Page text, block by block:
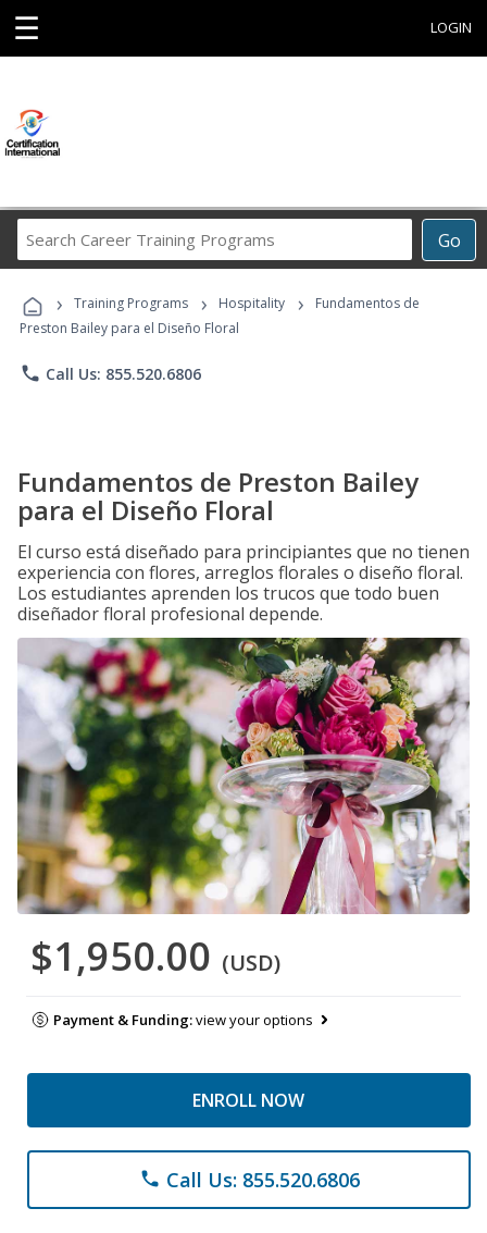
☰ LOGIN
Go
Career
Programs
› Training Programs › Hospitality ›
Fundamentos de
Preston Bailey para el Diseño Floral
phone Call Us: 855.520.6806
Fundamentos de Preston Bailey
para el Diseño Floral
El curso está diseñado para principiantes que no tienen
experiencia con flores, arreglos florales o diseño floral.
Los estudiantes aprenden los trucos que todo buen
diseñador floral profesional depende.
$1,950.00 (USD)
Payment & Funding:view your options
ENROLL NOW
phone Call Us: 855.520.6806